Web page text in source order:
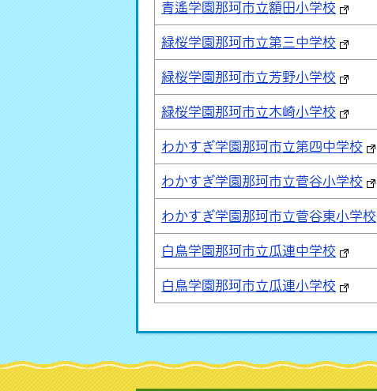
青遙学園那珂市立額田小学校
緑桜学園那珂市立第三中学校
緑桜学園那珂市立芳野小学校
緑桜学園那珂市立木崎小学校
わかすぎ学園那珂市立第四中学校
わかすぎ学園那珂市立菅谷小学校
わかすぎ学園那珂市立菅谷東小学校
白鳥学園那珂市立瓜連中学校
白鳥学園那珂市立瓜連小学校